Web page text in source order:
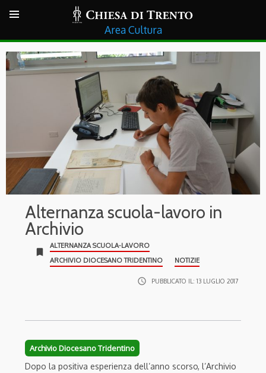
Cultura
Alternanza scuola-lavoro in
Archivio
bookmark
ALTERNANZA SCUOLA-LAVORO
ARCHIVIO DIOCESANO TRIDENTINO
NOTIZIE
access_time PUBBLICATO IL: 13 LUGLIO 2017
Archivio Diocesano Tridentino
Dopo la positiva esperienza dell’anno scorso, l’Archivio